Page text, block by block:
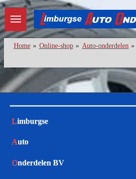
Ga
direct
naar
de
hoofdinhoud
Home » Online-shop » Auto-onderdelen »
Limburgse
Auto
Onderdelen BV